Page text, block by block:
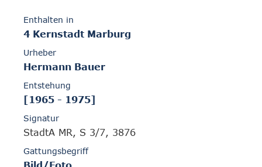
Enthalten in
4 Kernstadt Marburg
Urheber
Hermann Bauer
Entstehung
[1965 - 1975]
Signatur
StadtA MR, S 3/7, 3876
Gattungsbegriff